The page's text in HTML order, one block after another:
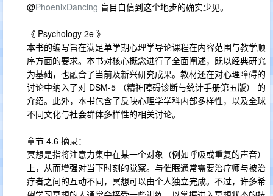
@PhoenixDancing 盲目自信到这个地步的确实少见。
《 Psychology 2e 》
本书的编写旨在满足单学期心理学导论课程在内容范围与教学顺
序方面的要求。本书对核心概念进行了全面阐述，既以经典研究
为基础，也融合了当前及新兴研究成果。教材还在对心理障碍的
讨论中纳入了对 DSM-5 （精神障碍诊断与统计手册第五版） 的
介绍。此外，本书包含了反映心理学学科内部多样性，以及全球
不同文化与社会群体多样性的相关讨论。
章节 4.6 摘录：
冥想是指将注意力集中在某一个对象（例如呼吸或重复的声音）
上，从而增强对当下时刻的觉察。与催眠通常需要治疗师与被治
疗者之间的互动不同，冥想可以由个人独立完成。不过，许多希